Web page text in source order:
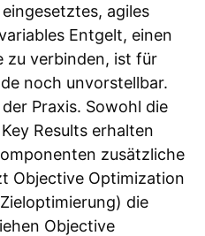
agiles
Entgelt, einen
zu verbinden, ist für
noch unvorstellbar.
Praxis. Sowohl die
Results erhalten
zusätzliche
Objective Optimization
die
Objective